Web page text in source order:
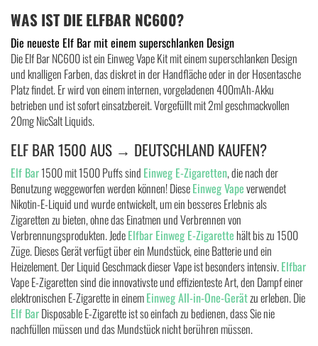
WAS IST DIE ELFBAR NC600?
Die neueste Elf Bar mit einem superschlanken Design
Die Elf Bar NC600 ist ein Einweg Vape Kit mit einem superschlanken Design
und knalligen Farben, das diskret in der Handfläche oder in der Hosentasche
Platz findet. Er wird von einem internen, vorgeladenen 400mAh-Akku
betrieben und ist sofort einsatzbereit. Vorgefüllt mit 2ml geschmackvollen
20mg NicSalt Liquids.
ELF BAR 1500 AUS → DEUTSCHLAND KAUFEN?
Elf Bar1500 mit 1500 Puffs sind Einweg E-Zigaretten, die nach der
Benutzung weggeworfen werden können! DieseEinweg Vapeverwendet
Nikotin-E-Liquid und wurde entwickelt, um ein besseres Erlebnis als
Zigaretten zu bieten, ohne das Einatmen und Verbrennen von
Verbrennungsprodukten. JedeElfbar Einweg E-Zigarette hält bis zu 1500
Züge. Dieses Gerät verfügt über ein Mundstück, eine Batterie und ein
Heizelement. Der Liquid Geschmack dieser Vape ist besonders intensiv.Elfbar
Vape E-Zigaretten sind die innovativste und effizienteste Art, den Dampf einer
elektronischen E-Zigarette in einemEinweg All-in-One-Gerätzu erleben. Die
Elf BarDisposable E-Zigarette ist so einfach zu bedienen, dass Sie nie
nachfüllen müssen und das Mundstück nicht berühren müssen.